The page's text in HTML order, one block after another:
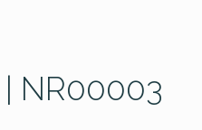
NR00003